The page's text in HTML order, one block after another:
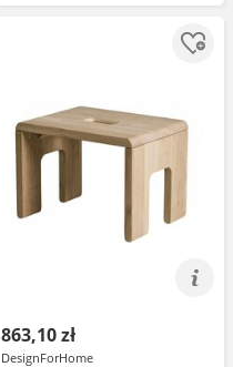
863,10 zł
DesignForHome